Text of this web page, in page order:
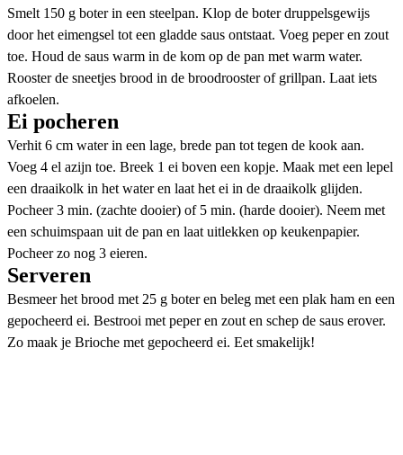
Smelt 150 g boter in een steelpan. Klop de boter druppelsgewijs
door het eimengsel tot een gladde saus ontstaat. Voeg peper en zout
toe. Houd de saus warm in de kom op de pan met warm water.
Rooster de sneetjes brood in de broodrooster of grillpan. Laat iets
afkoelen.
Ei pocheren
Verhit 6 cm water in een lage, brede pan tot tegen de kook aan.
Voeg 4 el azijn toe. Breek 1 ei boven een kopje. Maak met een lepel
een draaikolk in het water en laat het ei in de draaikolk glijden.
Pocheer 3 min. (zachte dooier) of 5 min. (harde dooier). Neem met
een schuimspaan uit de pan en laat uitlekken op keukenpapier.
Pocheer zo nog 3 eieren.
Serveren
Besmeer het brood met 25 g boter en beleg met een plak ham en een
gepocheerd ei. Bestrooi met peper en zout en schep de saus erover.
Zo maak je Brioche met gepocheerd ei. Eet smakelijk!